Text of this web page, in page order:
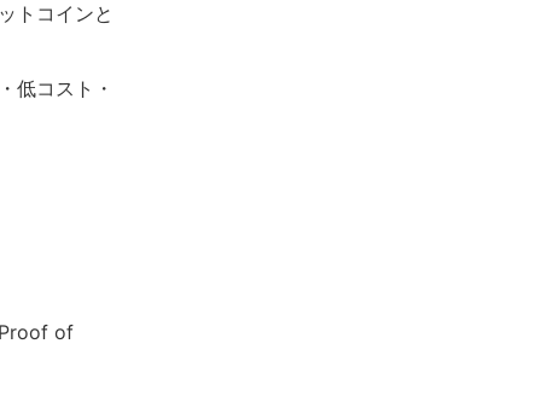
トコインと
低コスト・
of